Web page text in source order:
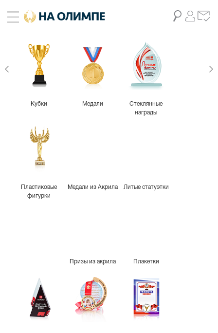
Кубки Медали
Стеклянные
награды
Пластиковые
фигурки
Медали из Акрила Литые статуэтки
Призы из акрила Плакетки